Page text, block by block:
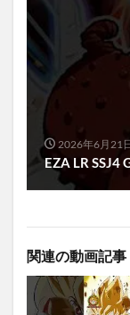
2026年6月21
EZA LR
関連の動画記事